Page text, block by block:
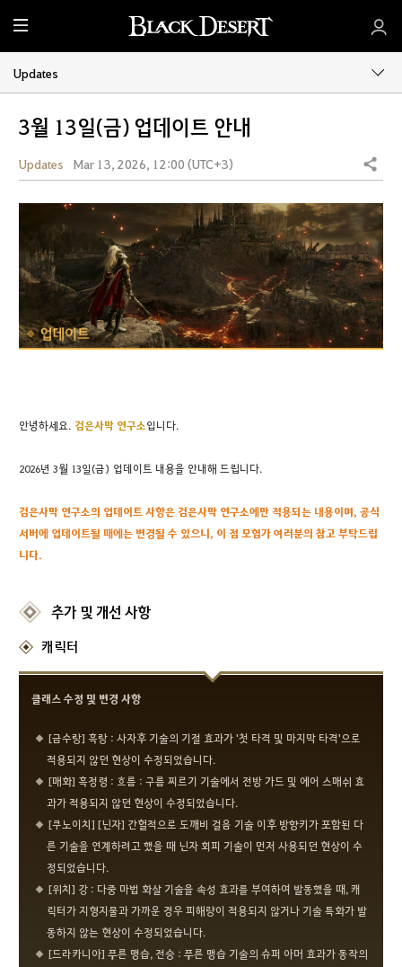
M
e
n
u
Updates
3월 13일(금) 업데이트 안내
Updates Mar 13, 2026, 12:00 (UTC+3) Share
안녕하세요. 검은사막 연구소입니다.
2026년 3월 13일(금) 업데이트 내용을 안내해 드립니다.
검은사막 연구소의 업데이트 사항은 검은사막 연구소에만 적용되는 내용이며, 공식
서버에 업데이트될 때에는 변경될 수 있으니, 이 점 모험가 여러분의 참고 부탁드립
니다.
추가 및 개선 사항
캐릭터
클래스 수정 및 변경 사항
[금수랑] 흑랑 : 사자후 기술의 기절 효과가 '첫 타격 및 마지막 타격'으로
적용되지 않던 현상이 수정되었습니다.
[매화] 흑정령 : 흐름 : 구름 찌르기 기술에서 전방 가드 및 에어 스매쉬 효
과가 적용되지 않던 현상이 수정되었습니다.
[쿠노이치] [닌자] 간헐적으로 도깨비 걸음 기술 이후 방향키가 포함된 다
른 기술을 연계하려고 했을 때 닌자 회피 기술이 먼저 사용되던 현상이 수
정되었습니다.
[위치] 강 : 다중 마법 화살 기술을 속성 효과를 부여하여 발동했을 때, 캐
릭터가 지형지물과 가까운 경우 피해량이 적용되지 않거나 기술 특화가 발
동하지 않는 현상이 수정되었습니다.
[드라카니아] 푸른 맹습, 전승 : 푸른 맹습 기술의 슈퍼 아머 효과가 동작의